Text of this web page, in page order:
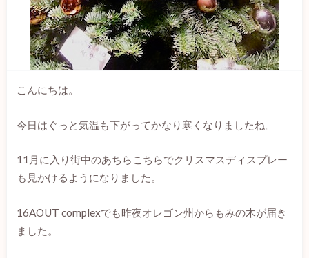
こんにちは。
今日はぐっと気温も下がってかなり寒くなりましたね。
11月に入り街中のあちらこちらでクリスマスディスプレー
も見かけるようになりました。
16AOUT complexでも昨夜オレゴン州からもみの木が届き
ました。